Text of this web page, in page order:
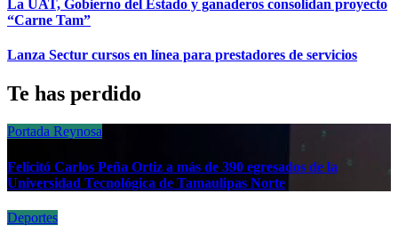
La UAT, Gobierno del Estado y ganaderos consolidan proyecto
“Carne Tam”
Lanza Sectur cursos en línea para prestadores de servicios
Te has perdido
Portada Reynosa
Felicitó Carlos Peña Ortiz a más de 390 egresados de la
Universidad Tecnológica de Tamaulipas Norte
Deportes